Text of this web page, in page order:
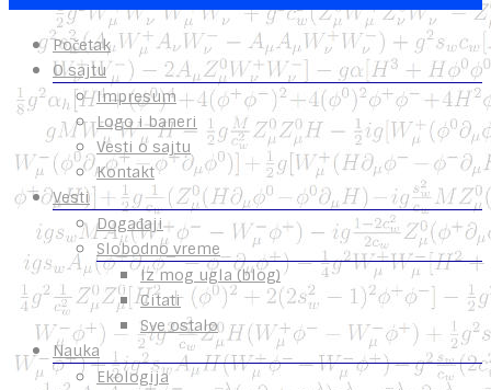
Početak
O sajtu
Impresum
Logo i baneri
Vesti o sajtu
Kontakt
Vesti
Događaji
Slobodno vreme
Iz mog ugla (blog)
Citati
Sve ostalo
Nauka
Ekologija